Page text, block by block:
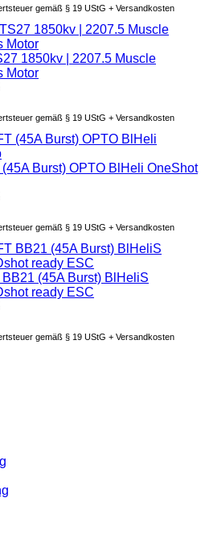
gemäß § 19 UStG + Versandkosten
1850kv | 2207.5 Muscle
Motor
gemäß § 19 UStG + Versandkosten
Burst) OPTO BlHeli OneShot
gemäß § 19 UStG + Versandkosten
(45A Burst) BlHeliS
ready ESC
gemäß § 19 UStG + Versandkosten